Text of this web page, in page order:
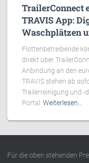
TrailerConnect
TRAVIS App:
Waschplätzen
Flottenbetreibende
direkt über
Anbindung an den
TRAVIS stehen ab
Trailerreinigung und -
Portal Weiterlesen…
Für die oben stehenden